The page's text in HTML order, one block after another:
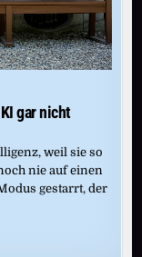
gar nicht
weil sie so
nie auf einen
gestarrt, der